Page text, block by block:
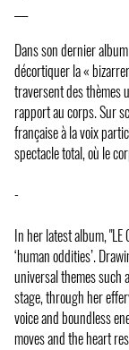
Dans son dernier
décortiquer la «
traversent des thèmes
rapport au corps. Sur
française à la voix
spectacle total, où le
-
In her latest album, "LE
‘human oddities’.
universal themes such
stage, through her
voice and boundless
moves and the heart